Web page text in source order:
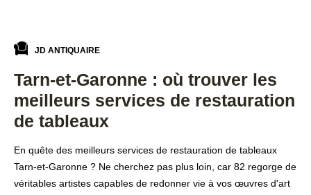
JD ANTIQUAIRE
Tarn-et-Garonne : où trouver les
meilleurs services de restauration
de tableaux
En quête des meilleurs services de restauration de tableaux
Tarn-et-Garonne ? Ne cherchez pas plus loin, car 82 regorge de
véritables artistes capables de redonner vie à vos œuvres d'art